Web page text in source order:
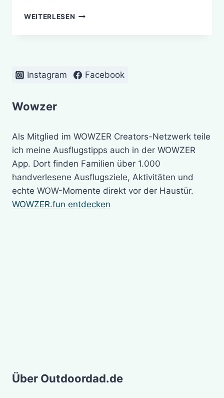
WEITERLESEN VERTRICKST!
IM
Instagram Facebook
Wowzer
Als Mitglied im WOWZER Creators-Netzwerk teile
ich meine Ausflugstipps auch in der WOWZER
App. Dort finden Familien über 1.000
handverlesene Ausflugsziele, Aktivitäten und
echte WOW-Momente direkt vor der Haustür.
WOWZER.fun entdecken
Über Outdoordad.de